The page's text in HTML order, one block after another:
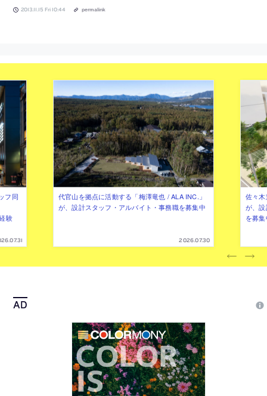
2013.11.15 Fri 10:44 permalink
フ同
験
代官山を拠点に活動する「梅澤竜也 / ALA INC.」
が、設計スタッフ・アルバイト・事務職を募集中
2026.07.30
佐々
が、
を募